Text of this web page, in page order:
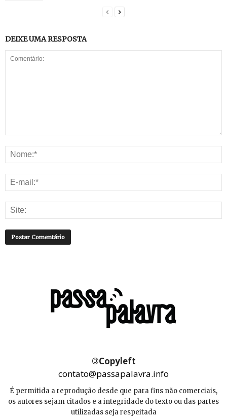
DEIXE UMA RESPOSTA
©Copyleft
contato@passapalavra.info
É permitida a reprodução desde que para fins não comerciais,
os autores sejam citados e a integridade do texto ou das partes
utilizadas seja respeitada